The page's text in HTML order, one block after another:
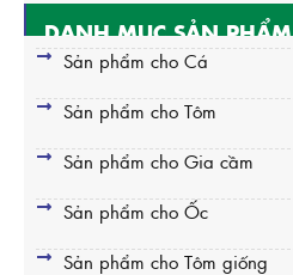
DANH MỤC SẢN PHẨM
Sản phẩm cho Cá
Sản phẩm cho Tôm
Sản phẩm cho Gia cầm
Sản phẩm cho Ốc
Sản phẩm cho Tôm giống